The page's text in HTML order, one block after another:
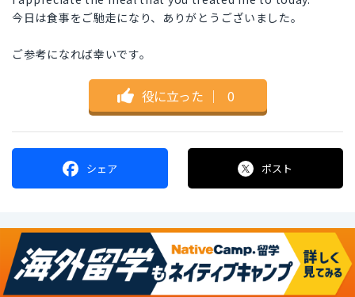
今日は食事をご馳走になり、ありがとうございました。
ご参考になれば幸いです。
役に立った ｜ 0
シェア ポスト